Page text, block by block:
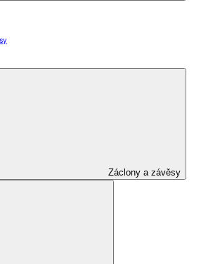
Záclony a závěsy